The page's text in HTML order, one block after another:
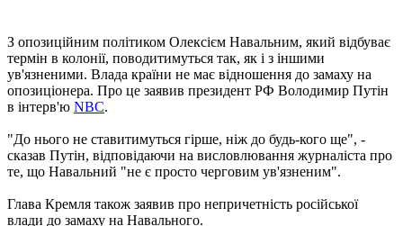
З опозиційним політиком Олексієм Навальним, який відбуває
термін в колонії, поводитимуться так, як і з іншими
ув'язненими. Влада країни не має відношення до замаху на
опозиціонера. Про це заявив президент РФ Володимир Путін
в інтерв'ю NBC.
"До нього не ставитимуться гірше, ніж до будь-кого ще", -
сказав Путін, відповідаючи на висловлювання журналіста про
те, що Навальний "не є просто черговим ув'язненим".
Глава Кремля також заявив про непричетність російської
влади до замаху на Навального.